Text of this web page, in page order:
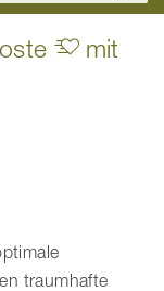
mit
traumhafte